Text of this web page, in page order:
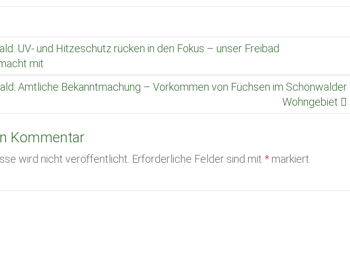
UV- und Hitzeschutz rücken in den Fokus – unser Freibad
mit
Amtliche Bekanntmachung – Vorkommen von Füchsen im Schönwalder
Wohngebiet
Kommentar
wird nicht veröffentlicht. Erforderliche Felder sind mit * markiert